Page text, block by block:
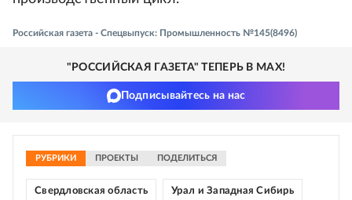
Российская газета - Спецвыпуск: Промышленность №145(8496)
"РОССИЙСКАЯ ГАЗЕТА" ТЕПЕРЬ В MAX!
Подписывайтесь на нас
РУБРИКИ ПРОЕКТЫ ПОДЕЛИТЬСЯ
Свердловская область Урал и Западная Сибирь